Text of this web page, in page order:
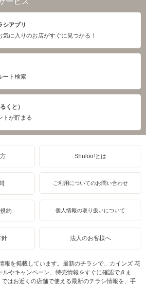
シアプリ
気に入りのお店がすぐに見つかる！
ート検索
くと）
トが貯まる
Shufoo!とは
ご利用についてのお問い合わせ
約 個人情報の取り扱いについて
針 法人のお客様へ
報を掲載しています。最新のチラシで、カインズ 花
ルやキャンペーン、特売情報をすぐに確認できま
はお近くの店舗で使える最新のチラシ情報を、手